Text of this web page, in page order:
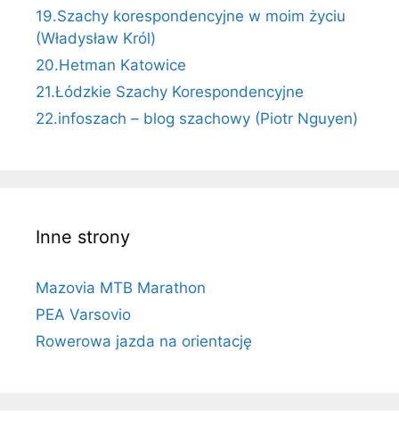
19.Szachy korespondencyjne w moim życiu
(Władysław Król)
20.Hetman Katowice
21.Łódzkie Szachy Korespondencyjne
22.infoszach – blog szachowy (Piotr Nguyen)
Inne strony
Mazovia MTB Marathon
PEA Varsovio
Rowerowa jazda na orientację